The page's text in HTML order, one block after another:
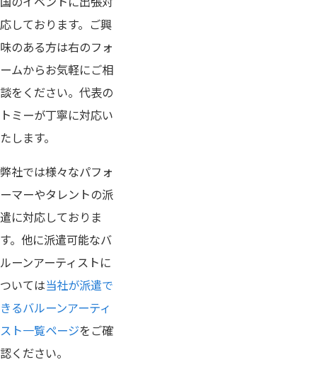
応しております。ご興
味のある方は右のフォ
ームからお気軽にご相
談をください。代表の
トミーが丁寧に対応い
たします。
弊社では様々なパフォ
ーマーやタレントの派
遣に対応しておりま
す。他に派遣可能なバ
ルーンアーティストに
ついては当社が派遣で
きるバルーンアーティ
スト一覧ページをご確
認ください。